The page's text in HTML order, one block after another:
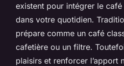
existent pour intégrer le
dans votre quotidien.
prépare comme un café
cafetière ou un filtre.
plaisirs et renforcer l’apport